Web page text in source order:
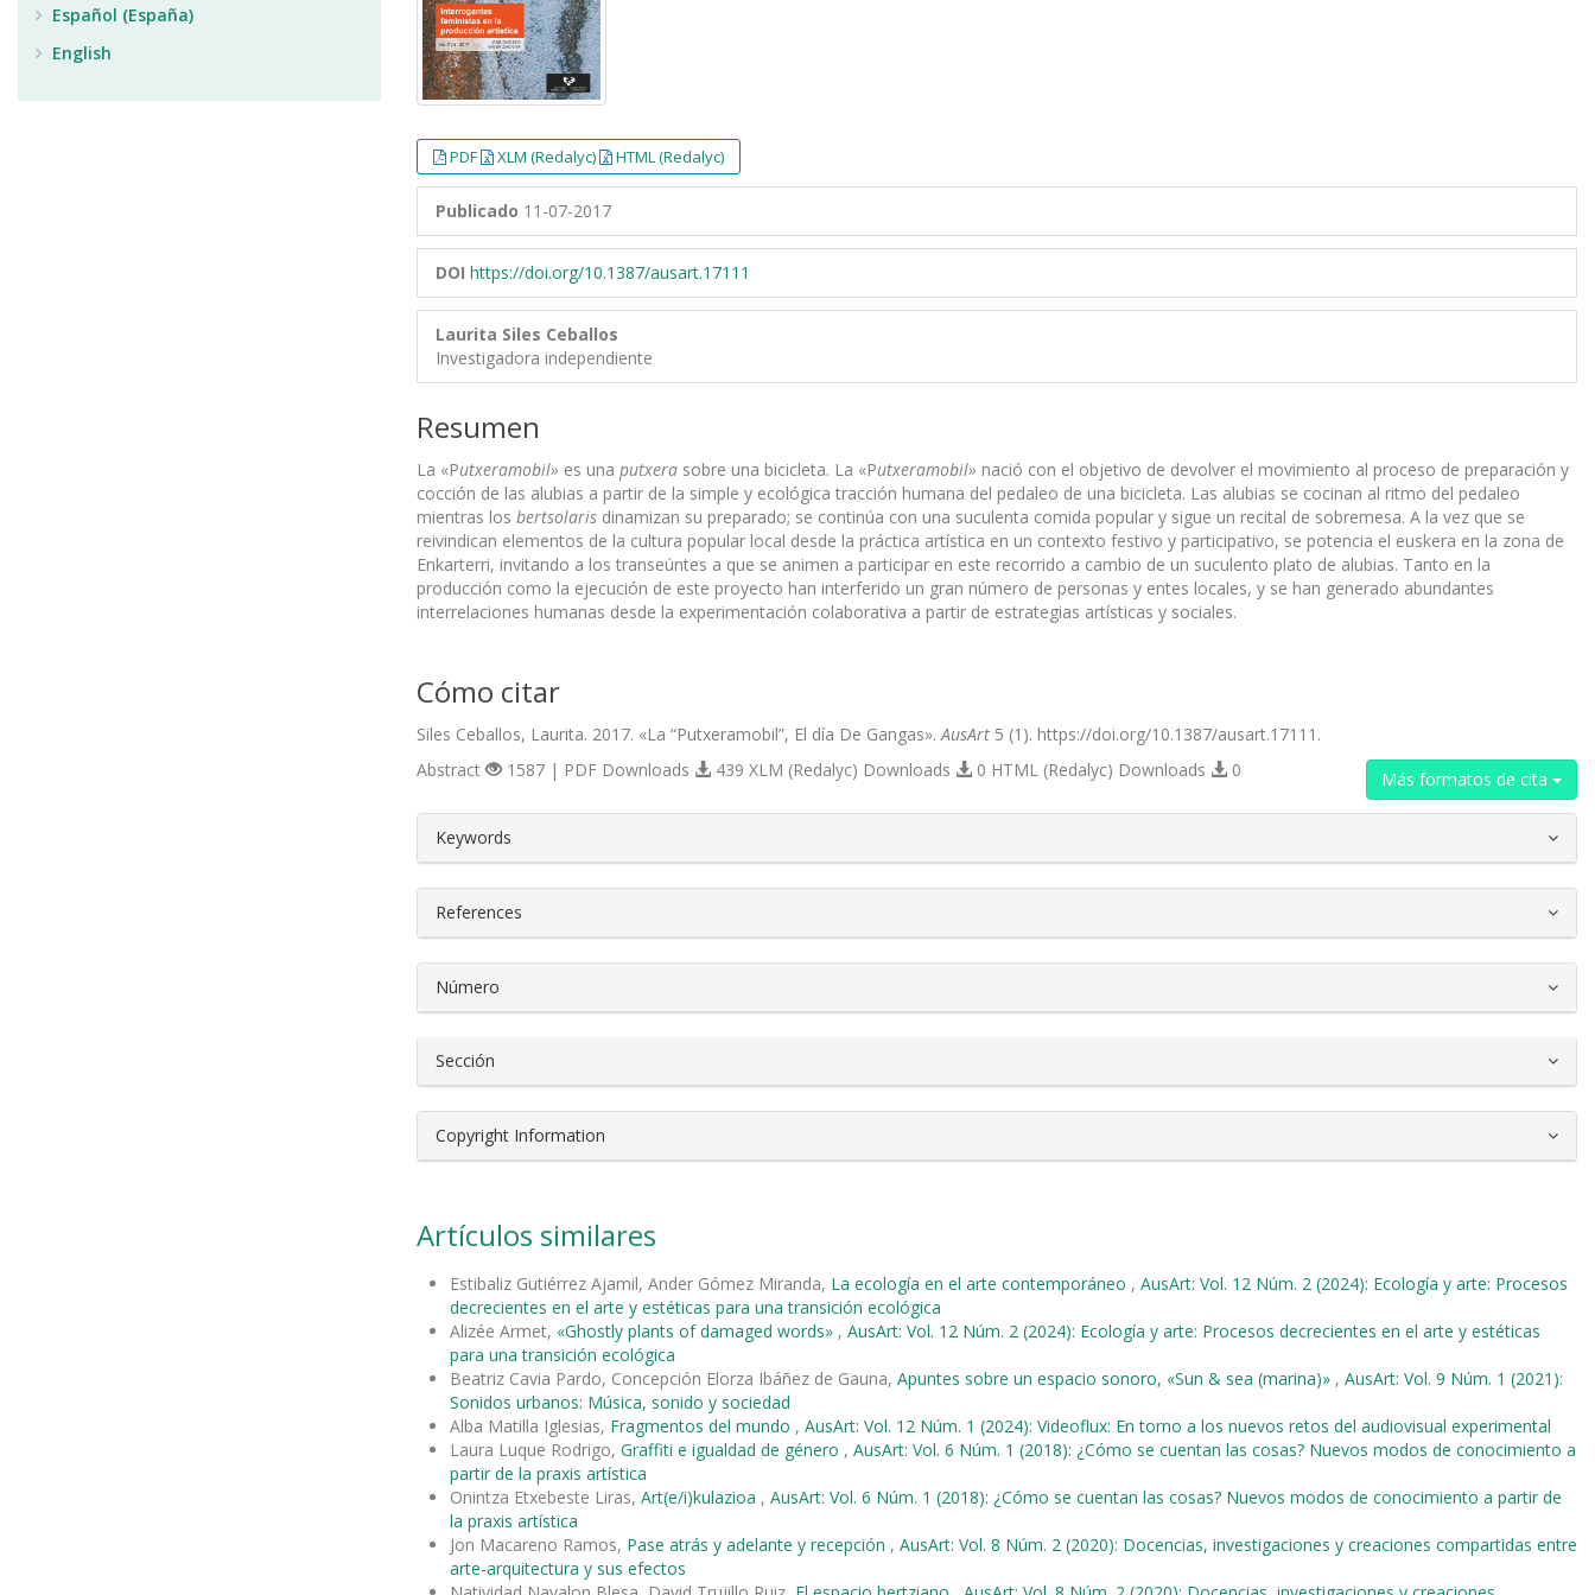
PDF XLM (Redalyc) HTML (Redalyc)
Publicado 11-07-2017
DOI https://doi.org/10.1387/ausart.17111
Laurita Siles Ceballos
Investigadora independiente
Resumen
La «Putxeramobil» es una putxera sobre una bicicleta. La «Putxeramobil» nació con el objetivo de devolver el movimiento al proceso de preparación y
cocción de las alubias a partir de la simple y ecológica tracción humana del pedaleo de una bicicleta. Las alubias se cocinan al ritmo del pedaleo
mientras los bertsolaris dinamizan su preparado; se continúa con una suculenta comida popular y sigue un recital de sobremesa. A la vez que se
reivindican elementos de la cultura popular local desde la práctica artística en un contexto festivo y participativo, se potencia el euskera en la zona de
Enkarterri, invitando a los transeúntes a que se animen a participar en este recorrido a cambio de un suculento plato de alubias. Tanto en la
producción como la ejecución de este proyecto han interferido un gran número de personas y entes locales, y se han generado abundantes
interrelaciones humanas desde la experimentación colaborativa a partir de estrategias artísticas y sociales.
Cómo citar
Siles Ceballos, Laurita. 2017. «La “Putxeramobil”, El día De Gangas». AusArt 5 (1). https://doi.org/10.1387/ausart.17111.
Más formatos de cita
Abstract 1587 | PDF Downloads 439 XLM (Redalyc) Downloads 0 HTML (Redalyc) Downloads 0
##plugins.themes.bootstrap3.article.details##
Keywords
References
Número
Sección
Copyright Information
Artículos similares
Estibaliz Gutiérrez Ajamil, Ander Gómez Miranda, La ecología en el arte contemporáneo , AusArt: Vol. 12 Núm. 2 (2024): Ecología y arte: Procesos
decrecientes en el arte y estéticas para una transición ecológica
Alizée Armet, «Ghostly plants of damaged words» , AusArt: Vol. 12 Núm. 2 (2024): Ecología y arte: Procesos decrecientes en el arte y estéticas
para una transición ecológica
Beatriz Cavia Pardo, Concepción Elorza Ibáñez de Gauna, Apuntes sobre un espacio sonoro, «Sun & sea (marina)» , AusArt: Vol. 9 Núm. 1 (2021):
Sonidos urbanos: Música, sonido y sociedad
Alba Matilla Iglesias, Fragmentos del mundo , AusArt: Vol. 12 Núm. 1 (2024): Videoflux: En torno a los nuevos retos del audiovisual experimental
Laura Luque Rodrigo, Graffiti e igualdad de género , AusArt: Vol. 6 Núm. 1 (2018): ¿Cómo se cuentan las cosas? Nuevos modos de conocimiento a
partir de la praxis artística
Onintza Etxebeste Liras, Art(e/i)kulazioa , AusArt: Vol. 6 Núm. 1 (2018): ¿Cómo se cuentan las cosas? Nuevos modos de conocimiento a partir de
la praxis artística
Jon Macareno Ramos, Pase atrás y adelante y recepción , AusArt: Vol. 8 Núm. 2 (2020): Docencias, investigaciones y creaciones compartidas entre
arte-arquitectura y sus efectos
Español (España)
English